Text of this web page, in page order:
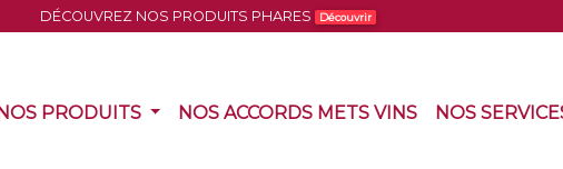
DÉCOUVREZ NOS PRODUITS PHARES Découvrir
PRODUITS (CURRENT)
NOS ACCORDS METS VINS(CURRENT)
NOS